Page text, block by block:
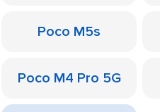
Poco M5s
Poco M4 Pro 5G